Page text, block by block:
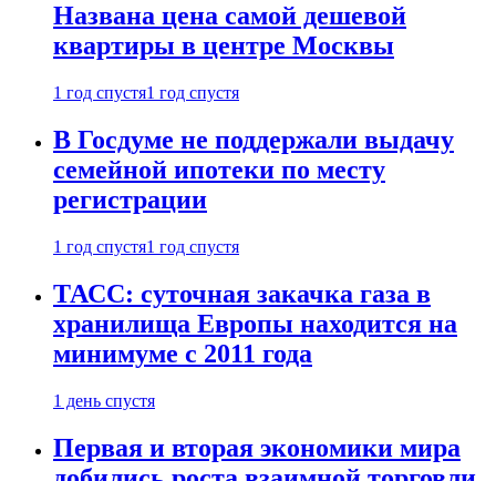
Названа цена самой дешевой
квартиры в центре Москвы
1 год спустя1 год спустя
В Госдуме не поддержали выдачу
семейной ипотеки по месту
регистрации
1 год спустя1 год спустя
ТАСС: суточная закачка газа в
хранилища Европы находится на
минимуме с 2011 года
1 день спустя
Первая и вторая экономики мира